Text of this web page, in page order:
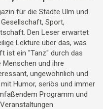
für die Städte Ulm und
Sport,
Den Leser erwartet
Lektüre über das, was
ist ein "Tanz" durch das
und ihre
ungewöhnlich und
Humor, seriös und immer
Programm und